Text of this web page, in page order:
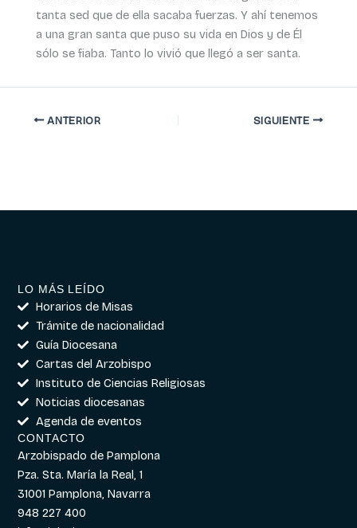
tanta sed que de ella sacaba fuerzas. Y ahí tenemos
a una gran santa que puso su vida en Dios y de Él
sólo se fiaba. Tanto lo vivió que llegó a ser santa.
ANTERIOR SIGUIENTE
LO MÁS LEÍDO
Horarios de Misas
Trámite de nacionalidad
Guía Diocesana
Cartas del Arzobispo
Instituto de Ciencias Religiosas
Noticias diocesanas
Agenda de eventos
CONTACTO
Arzobispado de Pamplona
Pza. Sta. María la Real, 1
31001 Pamplona, Navarra
948 227 400